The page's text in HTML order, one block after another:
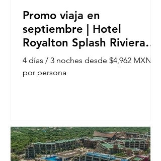
Promo viaja en
septiembre | Hotel
Royalton Splash Riviera
Cancún
4 días / 3 noches desde $4,962 MXN
por persona